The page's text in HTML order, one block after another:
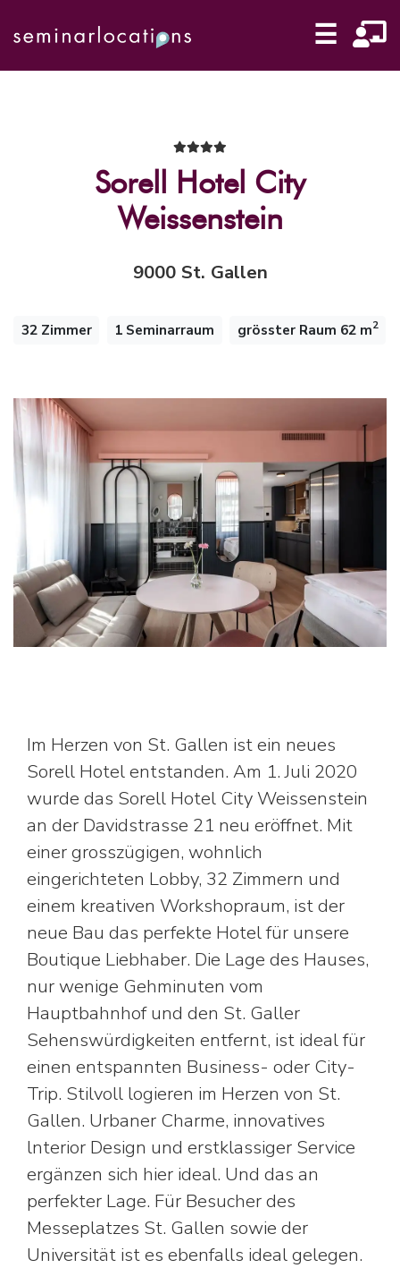
☰
Sorell Hotel City
Weissenstein
9000 St. Gallen
32 Zimmer 1 Seminarraum grösster Raum 62 m2
Im Herzen von St. Gallen ist ein neues
Sorell Hotel entstanden. Am 1. Juli 2020
wurde das Sorell Hotel City Weissenstein
an der Davidstrasse 21 neu eröffnet. Mit
einer grosszügigen, wohnlich
eingerichteten Lobby, 32 Zimmern und
einem kreativen Workshopraum, ist der
neue Bau das perfekte Hotel für unsere
Boutique Liebhaber. Die Lage des Hauses,
nur wenige Gehminuten vom
Hauptbahnhof und den St. Galler
Sehenswürdigkeiten entfernt, ist ideal für
einen entspannten Business- oder City-
Trip. Stilvoll logieren im Herzen von St.
Gallen. Urbaner Charme, innovatives
lnterior Design und erstklassiger Service
ergänzen sich hier ideal. Und das an
perfekter Lage. Für Besucher des
Messeplatzes St. Gallen sowie der
Universität ist es ebenfalls ideal gelegen.